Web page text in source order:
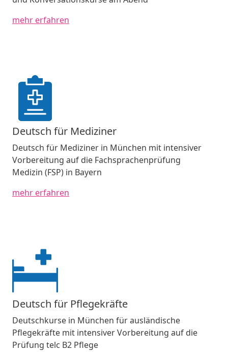
mehr erfahren
Deutsch für Mediziner
Deutsch für Mediziner in München mit intensiver
Vorbereitung auf die Fachsprachenprüfung
Medizin (FSP) in Bayern
mehr erfahren
Deutsch für Pflegekräfte
Deutschkurse in München für ausländische
Pflegekräfte mit intensiver Vorbereitung auf die
Prüfung telc B2 Pflege